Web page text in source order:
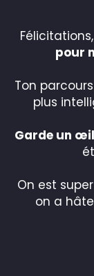
Félicitations,
pour
Ton
plus
Garde un
On est
on a